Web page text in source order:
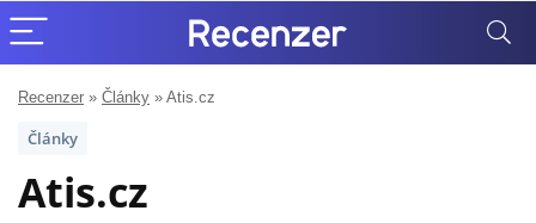
Recenzer » Články » Atis.cz
Články
Atis.cz